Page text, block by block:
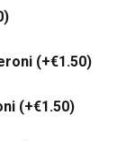
)
(+€1.50)
(+€1.50)